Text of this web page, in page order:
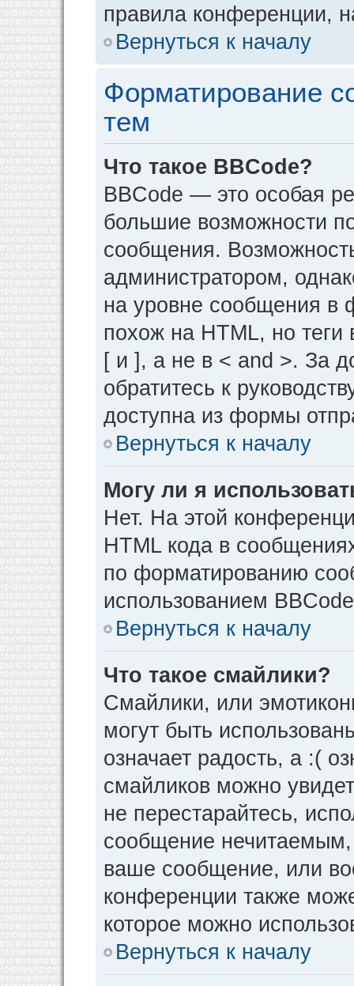
правила конференции,
Вернуться к началу
Форматирование
тем
Что такое BBCode?
BBCode — это особая
большие возможности
сообщения.
администратором,
на уровне сообщения в
похож на HTML, но теги
[ и ], а не в < and >. За
обратитесь к
доступна из формы
Вернуться к началу
Могу ли я
Нет. На этой
HTML кода в
по форматированию
использованием
Вернуться к началу
Что такое смайлики?
Смайлики, или
могут быть
означает радость, а :(
смайликов можно
не перестарайтесь,
сообщение нечитаемым,
ваше сообщение, или
конференции также
которое можно
Вернуться к началу